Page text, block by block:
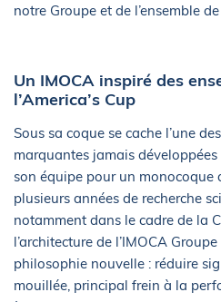
notre Groupe et de l’ensemble
Un IMOCA inspiré des
l’America’s Cup
Sous sa coque se cache l’une
marquantes jamais
son équipe pour un monocoque
plusieurs années de recherche
notamment dans le cadre de la
l’architecture de l’IMOCA
philosophie nouvelle : réduire
mouillée, principal frein à la